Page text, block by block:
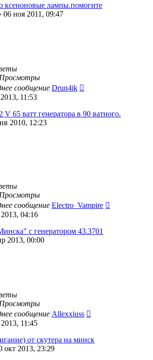
ксеноновые лампы.помогите
06 ноя 2011, 09:47
Просмотры
сообщение Drun4ik
11:53
V 65 ватт генератора в 90 ватного.
2010, 12:23
Просмотры
сообщение Electro_Vampire
04:16
с генератором 43.3701
2013, 00:00
Просмотры
сообщение Allexxiuss
11:45
от скутера на минск
окт 2013, 23:29